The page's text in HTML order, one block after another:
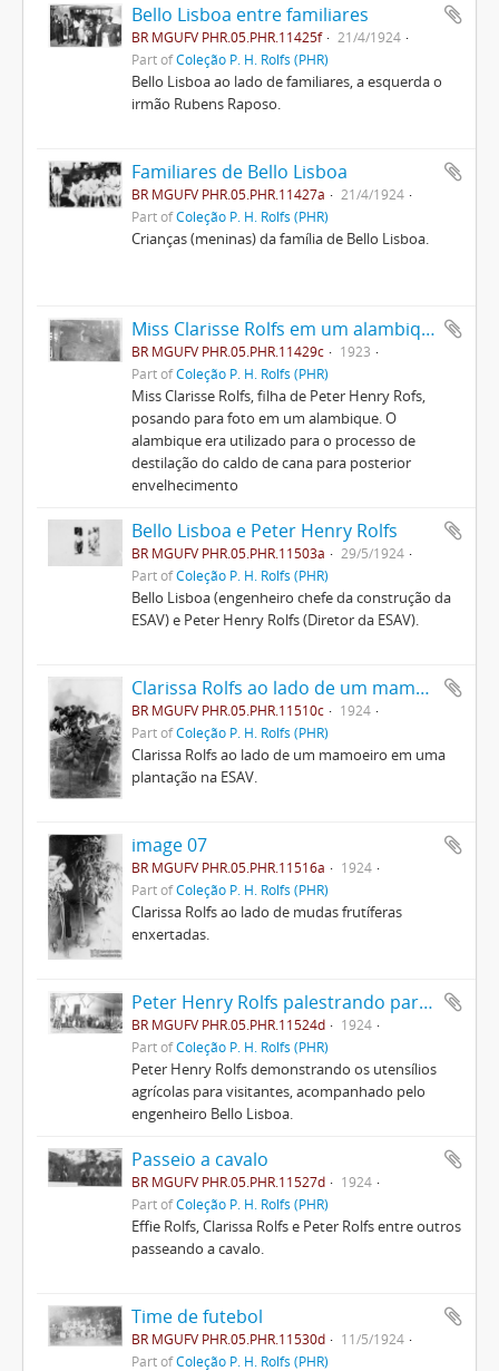
Bello Lisboa entre familiares
BR MGUFV PHR.05.PHR.11425f
21/4/1924
Part ofColeção P. H. Rolfs (PHR)
Bello Lisboa ao lado de familiares, a esquerda o
irmão Rubens Raposo.
Familiares de Bello Lisboa
BR MGUFV PHR.05.PHR.11427a
21/4/1924
Part ofColeção P. H. Rolfs (PHR)
Crianças (meninas) da família de Bello Lisboa.
Miss Clarisse Rolfs em um alambique
BR MGUFV PHR.05.PHR.11429c
1923
Part ofColeção P. H. Rolfs (PHR)
Miss Clarisse Rolfs, filha de Peter Henry Rofs,
posando para foto em um alambique. O
alambique era utilizado para o processo de
destilação do caldo de cana para posterior
envelhecimento
Bello Lisboa e Peter Henry Rolfs
BR MGUFV PHR.05.PHR.11503a
29/5/1924
Part ofColeção P. H. Rolfs (PHR)
Bello Lisboa (engenheiro chefe da construção da
ESAV) e Peter Henry Rolfs (Diretor da ESAV).
Clarissa Rolfs ao lado de um mamoeiro
BR MGUFV PHR.05.PHR.11510c
1924
Part ofColeção P. H. Rolfs (PHR)
Clarissa Rolfs ao lado de um mamoeiro em uma
plantação na ESAV.
image 07
BR MGUFV PHR.05.PHR.11516a
1924
Part ofColeção P. H. Rolfs (PHR)
Clarissa Rolfs ao lado de mudas frutíferas
enxertadas.
Peter Henry Rolfs palestrando para visitantes
BR MGUFV PHR.05.PHR.11524d
1924
Part ofColeção P. H. Rolfs (PHR)
Peter Henry Rolfs demonstrando os utensílios
agrícolas para visitantes, acompanhado pelo
engenheiro Bello Lisboa.
Passeio a cavalo
BR MGUFV PHR.05.PHR.11527d
1924
Part ofColeção P. H. Rolfs (PHR)
Effie Rolfs, Clarissa Rolfs e Peter Rolfs entre outros
passeando a cavalo.
Time de futebol
BR MGUFV PHR.05.PHR.11530d
11/5/1924
Part ofColeção P. H. Rolfs (PHR)